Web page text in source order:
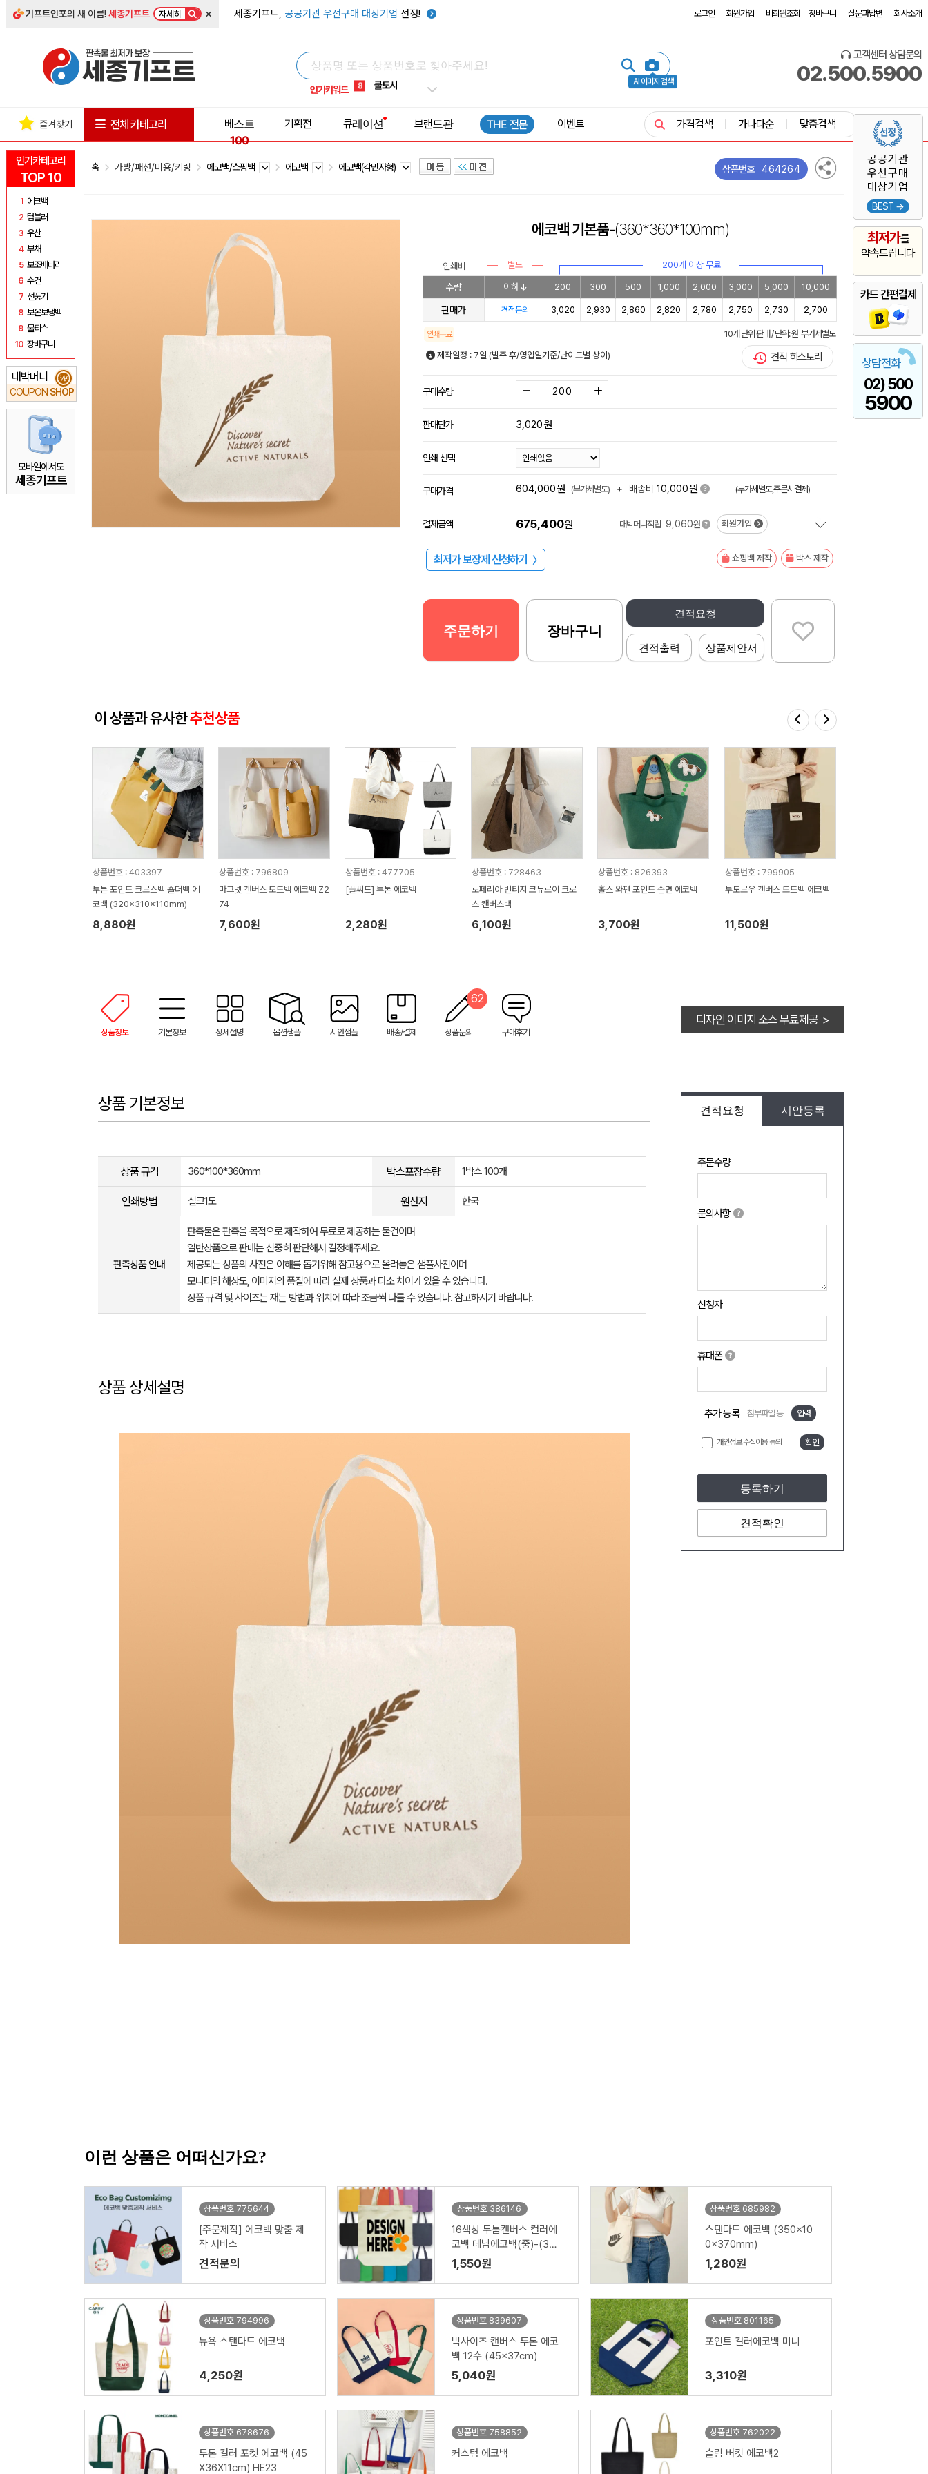
기프트인포의 새 이름!세종기프트 자세히 × 세종기프트, 공공기관 우선구매 대상기업 선정! 로그인 회원가입 비회원조회 장바구니 질문과답변 회사소개
AI 이미지 검색
인기키워드
5 키캡
8 쿨토시
9 넥쿨러
1 선풍기
고객센터 상담문의
02.500.5900
인기카테고리
TOP 10
1 에코백
2 텀블러
3 우산
4 부채
5 보조배터리
6 수건
7 선풍기
8 보온보냉백
9 물티슈
10 장바구니
대박머니
COUPON SHOP
₩
모바일에서도
세종기프트
공공기관
우선구매
대상기업
BEST →
최저가를
약속드립니다
카드 간편결제
상담전화
02) 500
5900
즐겨찾기 전체 카테고리
베스트
100
기획전 큐레이션 브랜드관 THE 전문 이벤트 가격검색 가나다순 맞춤검색
홈 가방/패션/미용/키링 에코백/쇼핑백 에코백 에코백(각민자형) 상품번호 464264
에코백 기본품-(360*360*100mm)
인쇄비 별도 200개 이상 무료
수량 이하 200 300 500 1,000 2,000 3,000 5,000 10,000
판매가 견적문의 3,020 2,930 2,860 2,820 2,780 2,750 2,730 2,700
인쇄무료 10개 단위 판매 / 단위: 원 부가세별도
제작일정 : 7일 (발주 후/영업일기준/난이도별 상이) 견적 히스토리
구매수량
판매단가 3,020원
인쇄 선택
구매가격 604,000원 (부가세별도) + 배송비 10,000원 (부가세별도,주문시결제)
결제금액 675,400원 대박머니적립 9,060원 회원가입
최저가 보장제 신청하기 〉 쇼핑백 제작 박스 제작
견적요청
견적출력 상품제안서
주문하기 장바구니
이 상품과 유사한추천상품
상품번호 : 403397
투톤 포인트 크로스백 숄더백 에
코백 (320x310x110mm)
8,880원
상품번호 : 796809
마그넷 캔버스 토트백 에코백 Z2
74
7,600원
상품번호 : 477705
[플씨드] 투톤 에코백
2,280원
상품번호 : 728463
로페리아 빈티지 코듀로이 크로
스 캔버스백
6,100원
상품번호 : 826393
홀스 와펜 포인트 순면 에코백
3,700원
상품번호 : 799905
투모로우 캔버스 토트백 에코백
11,500원
상품정보 기본정보 상세설명 옵션샘플 시안샘플 배송/결제 상품문의
62
구매후기
디자인 이미지 소스 무료제공 >
견적요청 시안등록
주문수량
문의사항
신청자
휴대폰
추가 등록 첨부파일 등 입력
개인정보 수집이용 동의 확인
등록하기
견적확인
상품 기본정보
상품 규격 360*100*360mm 박스포장수량 1박스 100개
인쇄방법 실크1도 원산지 한국
판촉상품 안내
판촉물은 판촉을 목적으로 제작하여 무료로 제공하는 물건이며
일반상품으로 판매는 신중히 판단해서 결정해주세요.
제공되는 상품의 사진은 이해를 돕기위해 참고용으로 올려놓은 샘플사진이며
모니터의 해상도, 이미지의 품질에 따라 실제 상품과 다소 차이가 있을 수 있습니다.
상품 규격 및 사이즈는 재는 방법과 위치에 따라 조금씩 다를 수 있습니다. 참고하시기 바랍니다.
상품 상세설명
이런 상품은 어떠신가요?
상품번호 775644
[주문제작] 에코백 맞춤 제
작 서비스
견적문의
상품번호 386146
16색상 두툼캔버스 컬러에
코백 데님에코백(중)-(35x
38x8cm)
1,550원
상품번호 685982
스탠다드 에코백 (350x10
0x370mm)
1,280원
상품번호 794996
뉴욕 스탠다드 에코백
4,250원
상품번호 839607
빅사이즈 캔버스 투톤 에코
백 12수 (45x37cm)
5,040원
상품번호 801165
포인트 컬러에코백 미니
3,310원
상품번호 678676
투톤 컬러 포켓 에코백 (45
X36X11cm) HE23
상품번호 758852
커스텀 에코백
상품번호 762022
슬림 버킷 에코백2